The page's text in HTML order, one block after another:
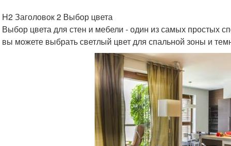
H2 Заголовок 2 Выбор цвета
Выбор цвета для стен и мебели - один из самых простых
вы можете выбрать светлый цвет для спальной зоны и